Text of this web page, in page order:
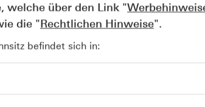
AUGUST
07
Wie lange bleibt der
07.08.26
welche über den Link "
die "Rechtlichen Hinweise".
befindet sich in: